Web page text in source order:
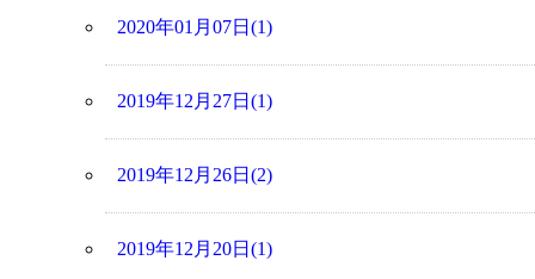
2020年01月07日(1)
2019年12月27日(1)
2019年12月26日(2)
2019年12月20日(1)